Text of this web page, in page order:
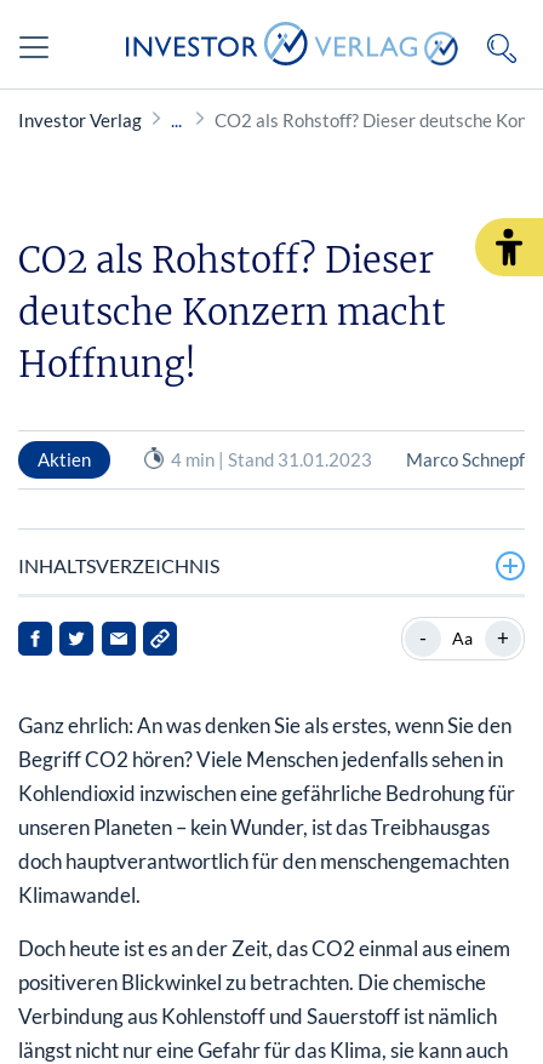
Investor Verlag CO2 als Rohstoff? Dieser deutsche
CO2 als Rohstoff? Dieser
deutsche Konzern macht
Hoffnung!
Aktien 4 min | Stand 31.01.2023 Marco Schnepf
INHALTSVERZEICHNIS
„PlasCO2“: Evonik und Partner wollen CO2 als Rohstoff
nutzbar machen
Zum Wohle des Klimas
Mein Fazit für Sie
- Aa +
Ganz ehrlich: An was denken Sie als erstes, wenn Sie den
Begriff CO2 hören? Viele Menschen jedenfalls sehen in
Kohlendioxid inzwischen eine gefährliche Bedrohung für
unseren Planeten – kein Wunder, ist das Treibhausgas
doch hauptverantwortlich für den menschengemachten
Klimawandel.
Doch heute ist es an der Zeit, das CO2 einmal aus einem
positiveren Blickwinkel zu betrachten. Die chemische
Verbindung aus Kohlenstoff und Sauerstoff ist nämlich
längst nicht nur eine Gefahr für das Klima, sie kann auch